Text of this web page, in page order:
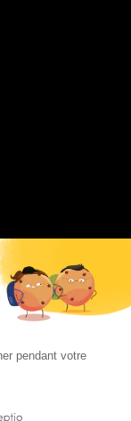
pendant votre